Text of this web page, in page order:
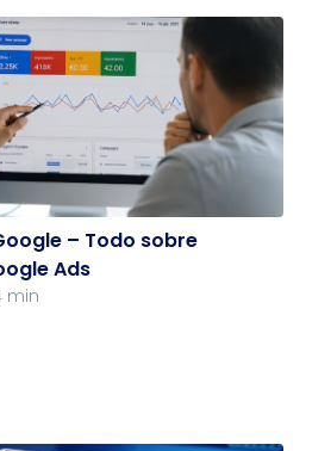
– Todo sobre
Ads
min